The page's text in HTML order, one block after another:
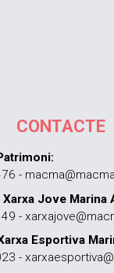
CONTACTE
-
Jove Marina
-
Esportiva
-